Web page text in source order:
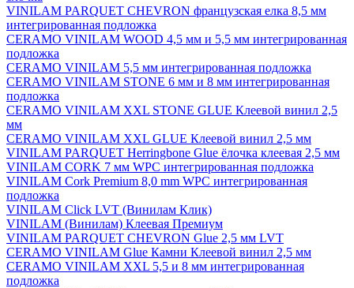
VINILAM PARQUET CHEVRON французская елка 8,5 мм
интегрированная подложка
CERAMO VINILAM WOOD 4,5 мм и 5,5 мм интегрированная
подложка
CERAMO VINILAM 5,5 мм интегрированная подложка
CERAMO VINILAM STONE 6 мм и 8 мм интегрированная
подложка
CERAMO VINILAM XXL STONE GLUE Клеевой винил 2,5
мм
CERAMO VINILAM XXL GLUE Клеевой винил 2,5 мм
VINILAM PARQUET Herringbone Glue ёлочка клеевая 2,5 мм
VINILAM CORK 7 мм WPC интегрированная подложка
VINILAM Cork Premium 8,0 mm WPC интегрированная
подложка
VINILAM Click LVT (Винилам Клик)
VINILAM (Винилам) Клеевая Премиум
VINILAM PARQUET CHEVRON Glue 2,5 мм LVT
CERAMO VINILAM Glue Камни Клеевой винил 2,5 мм
CERAMO VINILAM XXL 5,5 и 8 мм интегрированная
подложка